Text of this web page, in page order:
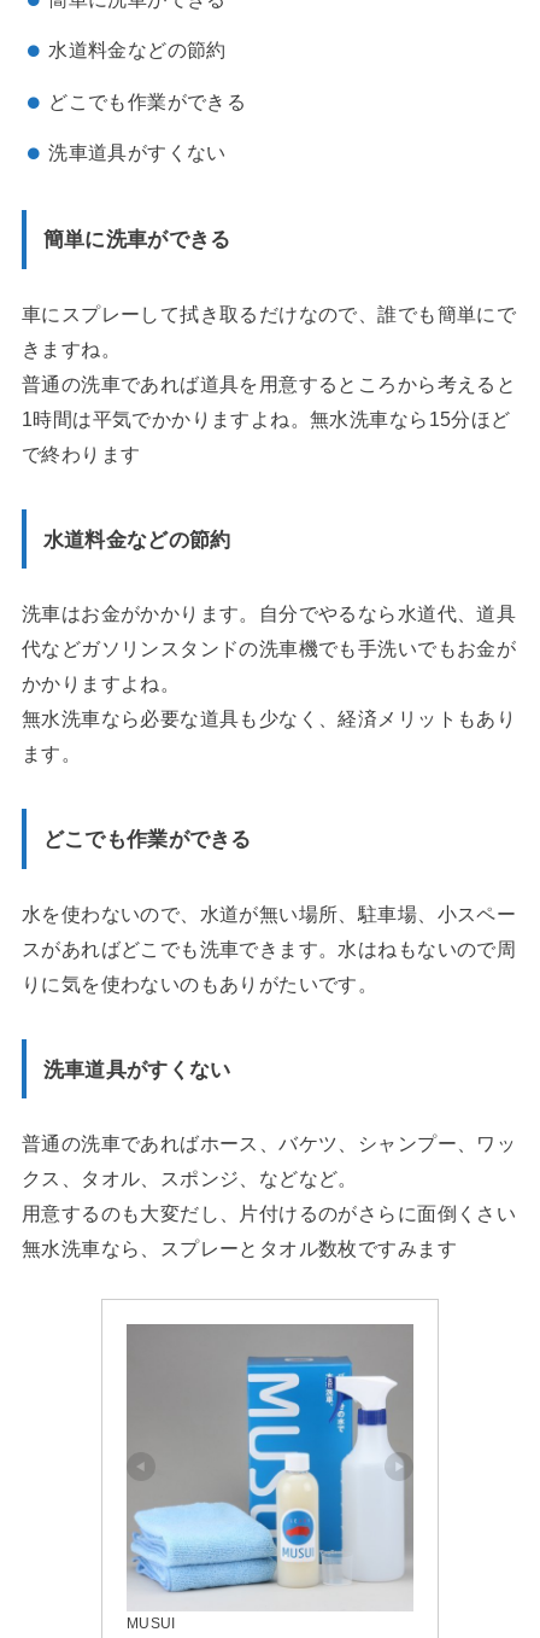
水道料金などの節約
どこでも作業ができる
洗車道具がすくない
簡単に洗車ができる
車にスプレーして拭き取るだけなので、誰でも簡単にで
きますね。
普通の洗車であれば道具を用意するところから考えると
1時間は平気でかかりますよね。無水洗車なら15分ほど
で終わります
水道料金などの節約
洗車はお金がかかります。自分でやるなら水道代、道具
代などガソリンスタンドの洗車機でも手洗いでもお金が
かかりますよね。
無水洗車なら必要な道具も少なく、経済メリットもあり
ます。
どこでも作業ができる
水を使わないので、水道が無い場所、駐車場、小スペー
スがあればどこでも洗車できます。水はねもないので周
りに気を使わないのもありがたいです。
洗車道具がすくない
普通の洗車であればホース、バケツ、シャンプー、ワッ
クス、タオル、スポンジ、などなど。
用意するのも大変だし、片付けるのがさらに面倒くさい
無水洗車なら、スプレーとタオル数枚ですみます
MUSUI